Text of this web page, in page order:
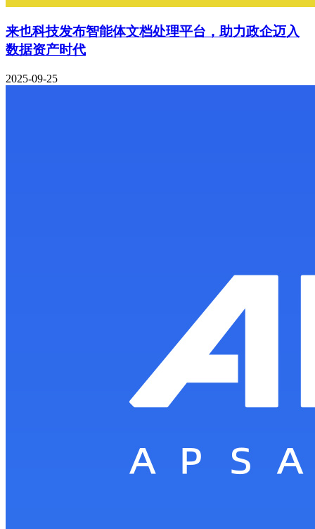
来也科技发布智能体文档处理平台，助力政企迈入
数据资产时代
2025-09-25